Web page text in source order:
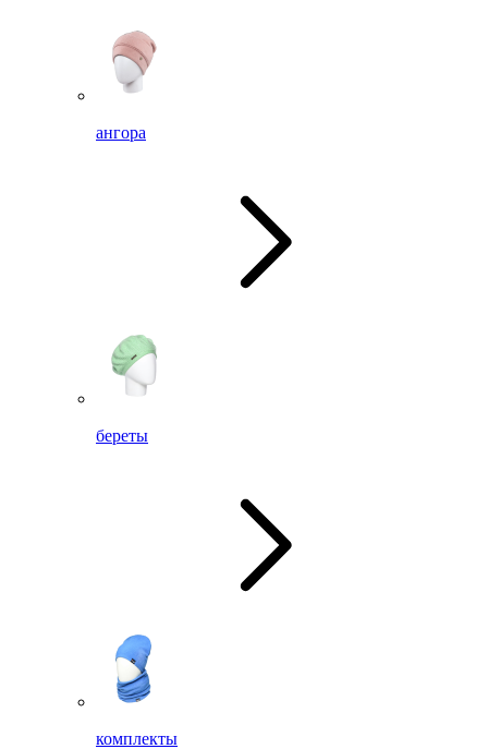
ангора
береты
комплекты